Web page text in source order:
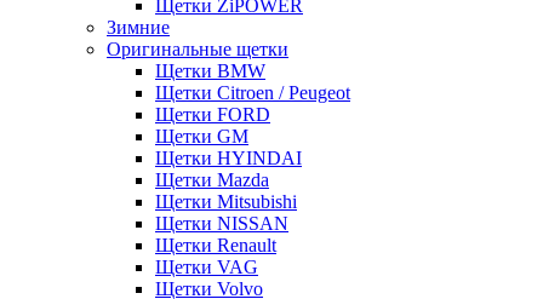
Щетки ZiPOWER
Зимние
Оригинальные щетки
Щетки BMW
Щетки Citroen / Peugeot
Щетки FORD
Щетки GM
Щетки HYINDAI
Щетки Mazda
Щетки Mitsubishi
Щетки NISSAN
Щетки Renault
Щетки VAG
Щетки Volvo